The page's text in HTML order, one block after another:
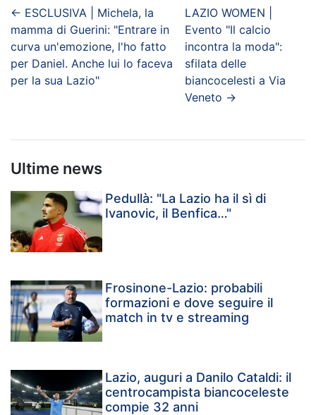
← ESCLUSIVA | Michela, la
mamma di Guerini: "Entrare in
curva un'emozione, l'ho fatto
per Daniel. Anche lui lo faceva
per la sua Lazio"
LAZIO WOMEN |
Evento "Il calcio
incontra la moda":
sfilata delle
biancocelesti a Via
Veneto →
Ultime news
Pedullà: "La Lazio ha il sì di
Ivanovic, il Benfica…"
Frosinone-Lazio: probabili
formazioni e dove seguire il
match in tv e streaming
Lazio, auguri a Danilo Cataldi: il
centrocampista biancoceleste
compie 32 anni